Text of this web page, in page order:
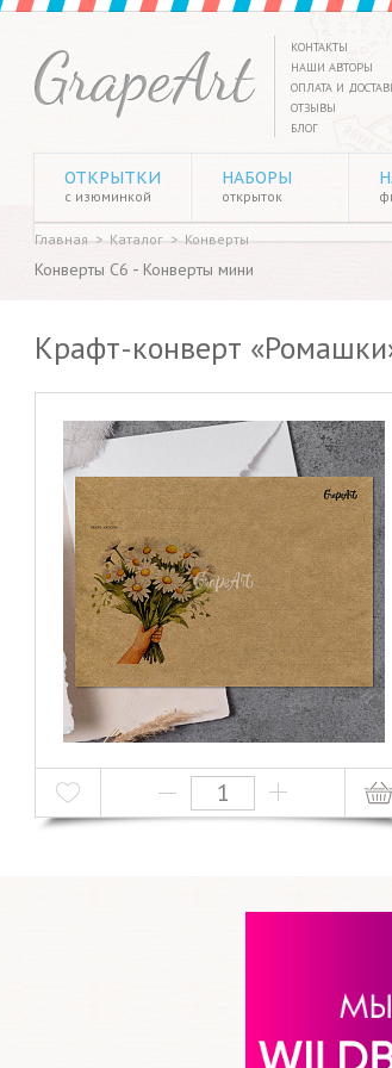
КОНТАКТЫ
НАШИ АВТОРЫ
ОПЛАТА И
ОТЗЫВЫ
БЛОГ
ОТКРЫТКИ
с изюминкой
НАБОРЫ
открыток
Главная > Каталог > Конверты
Конверты C6 - Конверты мини
Крафт-конверт